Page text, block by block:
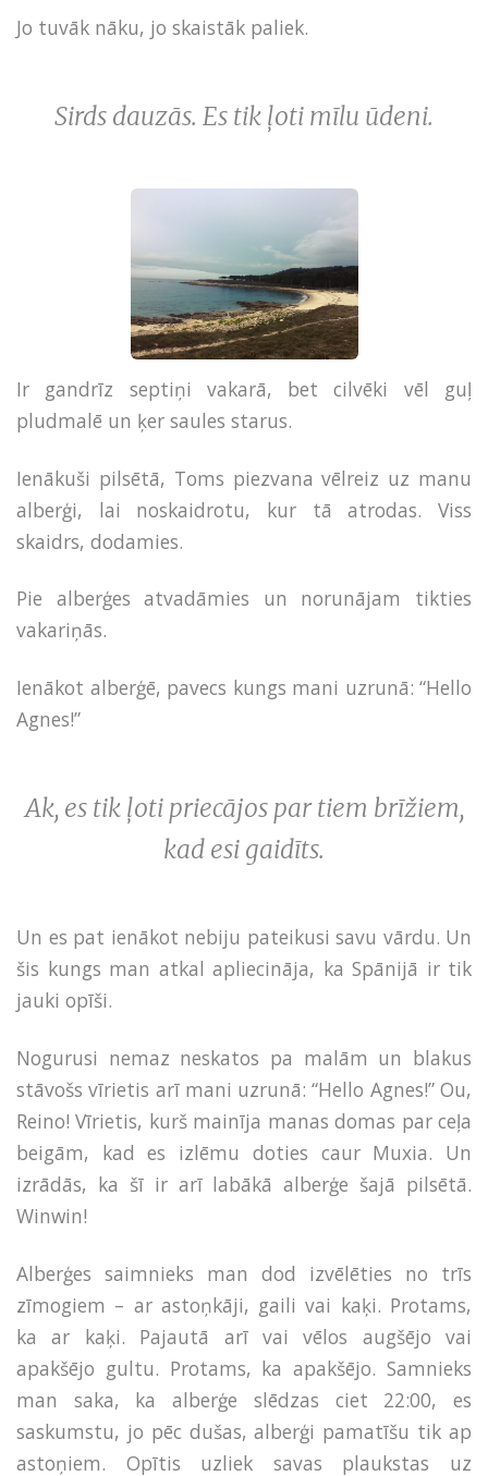
Jo tuvāk nāku, jo skaistāk paliek.
Sirds dauzās. Es tik ļoti mīlu ūdeni.
Ir gandrīz septiņi vakarā, bet cilvēki vēl guļ
pludmalē un ķer saules starus.
Ienākuši pilsētā, Toms piezvana vēlreiz uz manu
alberģi, lai noskaidrotu, kur tā atrodas. Viss
skaidrs, dodamies.
Pie alberģes atvadāmies un norunājam tikties
vakariņās.
Ienākot alberģē, pavecs kungs mani uzrunā: “Hello
Agnes!”
Ak, es tik ļoti priecājos par tiem brīžiem,
kad esi gaidīts.
Un es pat ienākot nebiju pateikusi savu vārdu. Un
šis kungs man atkal apliecināja, ka Spānijā ir tik
jauki opīši.
Nogurusi nemaz neskatos pa malām un blakus
stāvošs vīrietis arī mani uzrunā: “Hello Agnes!” Ou,
Reino! Vīrietis, kurš mainīja manas domas par ceļa
beigām, kad es izlēmu doties caur Muxia. Un
izrādās, ka šī ir arī labākā alberģe šajā pilsētā.
Winwin!
Alberģes saimnieks man dod izvēlēties no trīs
zīmogiem – ar astoņkāji, gaili vai kaķi. Protams,
ka ar kaķi. Pajautā arī vai vēlos augšējo vai
apakšējo gultu. Protams, ka apakšējo. Samnieks
man saka, ka alberģe slēdzas ciet 22:00, es
saskumstu, jo pēc dušas, alberģi pamatīšu tik ap
astoņiem. Opītis uzliek savas plaukstas uz